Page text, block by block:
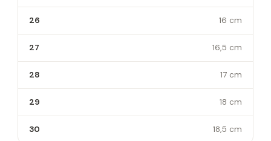
26 16 cm
27 16,5 cm
28 17 cm
29 18 cm
30 18,5 cm